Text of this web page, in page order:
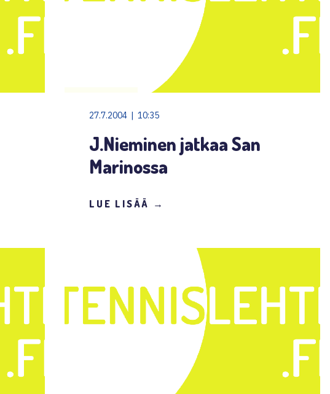
27.7.2004 | 10:35
J.Nieminen jatkaa San
Marinossa
LUE LISÄÄ →